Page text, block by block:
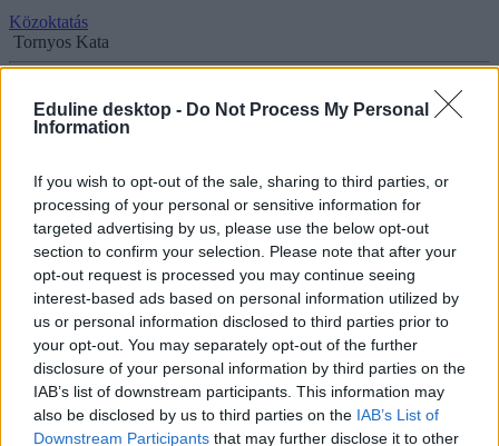
Eduline desktop - Do Not Process My Personal
Information
If you wish to opt-out of the sale, sharing to third parties, or
processing of your personal or sensitive information for
targeted advertising by us, please use the below opt-out
section to confirm your selection. Please note that after your
opt-out request is processed you may continue seeing
interest-based ads based on personal information utilized by
us or personal information disclosed to third parties prior to
your opt-out. You may separately opt-out of the further
disclosure of your personal information by third parties on the
IAB’s list of downstream participants. This information may
also be disclosed by us to third parties on the IAB’s List of
Downstream Participants that may further disclose it to other
Közoktatás
Tornyos Kata
A legnagyobb odafigyelés ellenére is előfordulhat, hogy pont a
szóbeli érettségire betegedtek meg. Mutatjuk, mit kell ilyenkor
tennetek.
Érettségi-felvételi
Kurucz-Gáspár Tünde
A tanév mellett a náthaszezon is elkezdődött - ilyen
vírusok terjednek az iskolákban